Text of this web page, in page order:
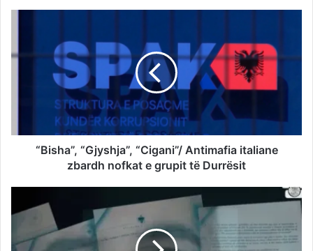
“Bisha”, “Gjyshja”, “Cigani”/ Antimafia italiane
zbardh nofkat e grupit të Durrësit